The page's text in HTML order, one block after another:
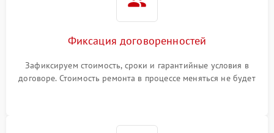
Фиксация договоренностей
Зафиксируем стоимость, сроки и гарантийные условия в
договоре. Стоимость ремонта в процессе меняться не будет